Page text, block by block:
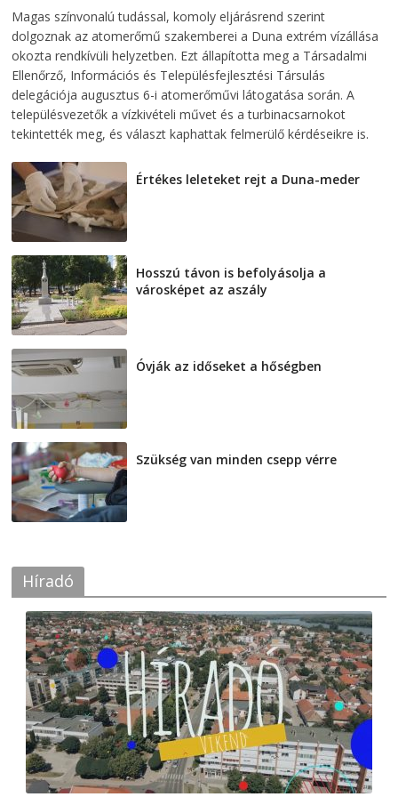
Magas színvonalú tudással, komoly eljárásrend szerint
dolgoznak az atomerőmű szakemberei a Duna extrém vízállása
okozta rendkívüli helyzetben. Ezt állapította meg a Társadalmi
Ellenőrző, Információs és Településfejlesztési Társulás
delegációja augusztus 6-i atomerőművi látogatása során. A
településvezetők a vízkivételi művet és a turbinacsarnokot
tekintették meg, és választ kaphattak felmerülő kérdéseikre is.
Értékes leleteket rejt a Duna-meder
Hosszú távon is befolyásolja a
városképet az aszály
Óvják az időseket a hőségben
Szükség van minden csepp vérre
Híradó